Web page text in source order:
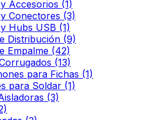
Accesorios (1)
Conectores (3)
Hubs USB (1)
Distribución (9)
Empalme (42)
(13)
para Fichas (1)
para Soldar (1)
(3)